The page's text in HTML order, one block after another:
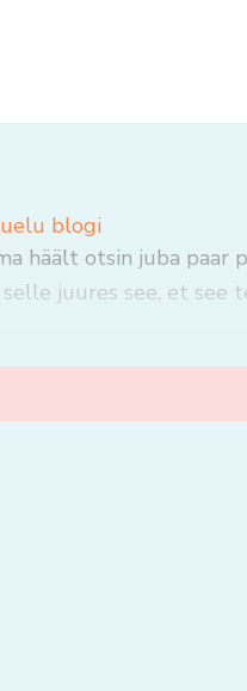
blogi
häält otsin juba paar
juures see, et see